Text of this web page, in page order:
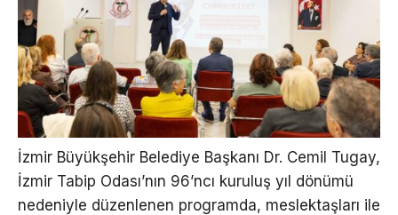
İzmir Büyükşehir Belediye Başkanı Dr. Cemil Tugay,
İzmir Tabip Odası’nın 96’ncı kuruluş yıl dönümü
nedeniyle düzenlenen programda, meslektaşları ile